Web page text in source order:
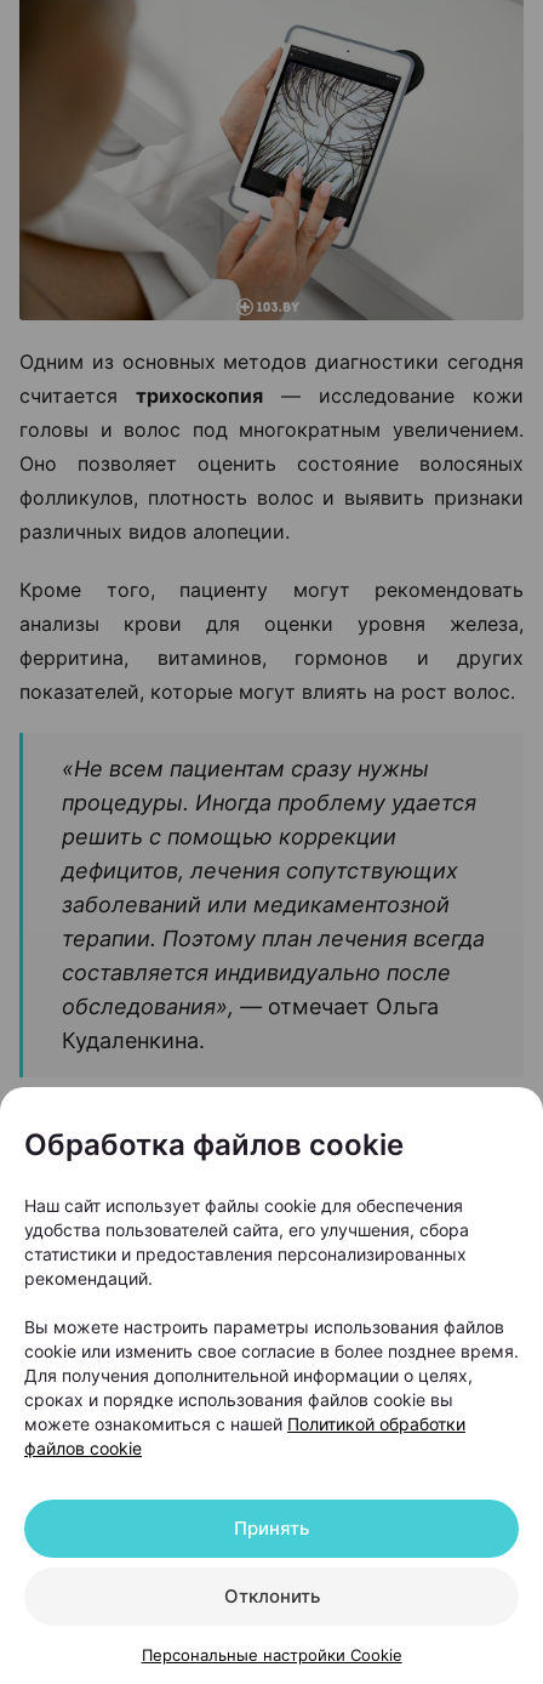
Одним из основных методов диагностики сегодня
считается трихоскопия — исследование кожи
головы и волос под многократным увеличением.
Оно позволяет оценить состояние волосяных
фолликулов, плотность волос и выявить признаки
различных видов алопеции.
Кроме того, пациенту могут рекомендовать
анализы крови для оценки уровня железа,
ферритина, витаминов, гормонов и других
показателей, которые могут влиять на рост волос.
«Не всем пациентам сразу нужны
процедуры. Иногда проблему удается
решить с помощью коррекции
дефицитов, лечения сопутствующих
заболеваний или медикаментозной
терапии. Поэтому план лечения всегда
составляется индивидуально после
обследования», — отмечает Ольга
Кудаленкина.
месяцы на эксперименты с косметическими
выпадения волос. От правильного диагноза во
многом зависит и эффективность дальнейшего
лечения.
Почему выпадают волосы и
можно ли остановить этот
процесс
волос, первый вопрос обычно звучит одинаково:
можно ли это остановить? Ответ зависит от
У женщин выпадение волос чаще
Обработка файлов cookie
Наш сайт использует файлы cookie для обеспечения
удобства пользователей сайта, его улучшения, сбора
статистики и предоставления персонализированных
рекомендаций.
Вы можете настроить параметры использования файлов
cookie или изменить свое согласие в более позднее время.
Для получения дополнительной информации о целях,
сроках и порядке использования файлов cookie вы
можете ознакомиться с нашей Политикой обработки
файлов cookie
Отклонить
Принять
Персональные настройки Cookie